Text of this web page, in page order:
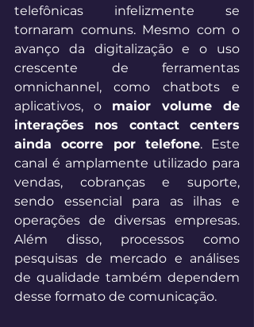
telefônicas infelizmente se
tornaram comuns. Mesmo com o
avanço da digitalização e o uso
crescente de ferramentas
omnichannel, como chatbots e
aplicativos, o maior volume de
interações nos contact centers
ainda ocorre por telefone. Este
canal é amplamente utilizado para
vendas, cobranças e suporte,
sendo essencial para as ilhas e
operações de diversas empresas.
Além disso, processos como
pesquisas de mercado e análises
de qualidade também dependem
desse formato de comunicação.